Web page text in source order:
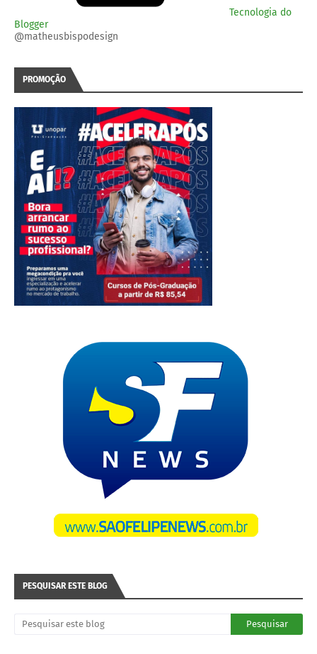
Tecnologia do
Blogger
@matheusbispodesign
PROMOÇÃO
PESQUISAR ESTE BLOG